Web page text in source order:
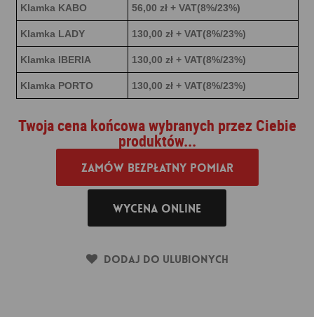
Klamka KABO 56,00 zł + VAT(8%/23%)
Klamka LADY 130,00 zł + VAT(8%/23%)
Klamka IBERIA 130,00 zł + VAT(8%/23%)
Klamka PORTO 130,00 zł + VAT(8%/23%)
Twoja cena końcowa wybranych przez Ciebie
produktów...
Zamów bezpłatny pomiar
Wycena online
Dodaj do ulubionych